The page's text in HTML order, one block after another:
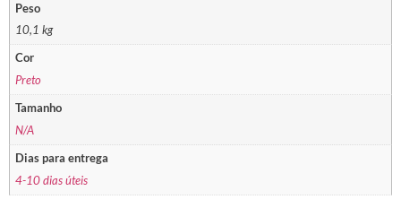
Peso
10,1 kg
Cor
Preto
Tamanho
N/A
Dias para entrega
4-10 dias úteis